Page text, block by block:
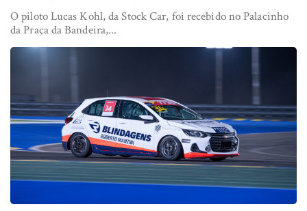
O piloto Lucas Kohl, da Stock Car, foi recebido no Palacinho
da Praça da Bandeira,...